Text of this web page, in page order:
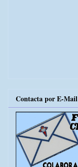
Contacta por E-Mail